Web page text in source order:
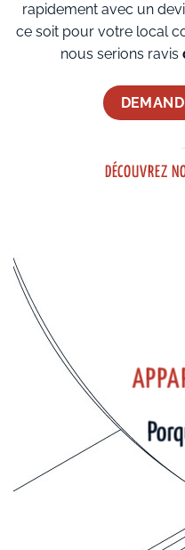
rapidement avec un
ce soit pour votre local
nous serions ravis
DÉCOUVREZ